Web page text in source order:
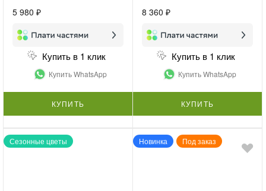
5 980 ₽
Купить в 1 клик
Купить WhatsApp
КУПИТЬ
8 360 ₽
Купить в 1 клик
Купить WhatsApp
КУПИТЬ
Сезонные цветы Новинка Под заказ